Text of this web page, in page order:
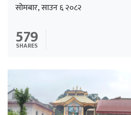
सोमबार, साउन ६ २०८२
579
SHARES